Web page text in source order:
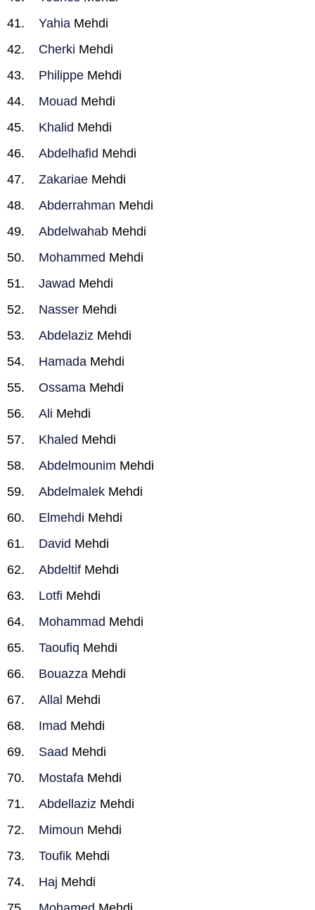
Yahia Mehdi
Cherki Mehdi
Philippe Mehdi
Mouad Mehdi
Khalid Mehdi
Abdelhafid Mehdi
Zakariae Mehdi
Abderrahman Mehdi
Abdelwahab Mehdi
Mohammed Mehdi
Jawad Mehdi
Nasser Mehdi
Abdelaziz Mehdi
Hamada Mehdi
Ossama Mehdi
Ali Mehdi
Khaled Mehdi
Abdelmounim Mehdi
Abdelmalek Mehdi
Elmehdi Mehdi
David Mehdi
Abdeltif Mehdi
Lotfi Mehdi
Mohammad Mehdi
Taoufiq Mehdi
Bouazza Mehdi
Allal Mehdi
Imad Mehdi
Saad Mehdi
Mostafa Mehdi
Abdellaziz Mehdi
Mimoun Mehdi
Toufik Mehdi
Haj Mehdi